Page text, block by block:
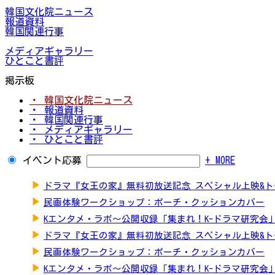
韓国文化院ニュース
報道資料
韓国関連行事
メディアギャラリー
ひとこと書評
掲示板
・ 韓国文化院ニュース
・ 報道資料
・ 韓国関連行事
・ メディアギャラリー
・ ひとこと書評
イベント応募 + MORE
▶ ドラマ『女王の家』無料初放送記念 スペシャル上映&
▶ 民画体験ワークショップ：ポーチ・クッションカバー
▶ Kエンタメ・ラボ～公開収録「集まれ！K-ドラマ研究会」
▶ ドラマ『女王の家』無料初放送記念 スペシャル上映&
▶ 民画体験ワークショップ：ポーチ・クッションカバー
▶ Kエンタメ・ラボ～公開収録「集まれ！K-ドラマ研究会」